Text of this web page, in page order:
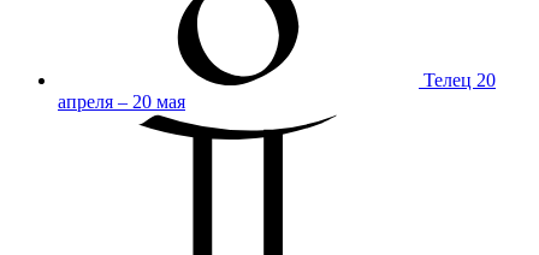
Телец 20
апреля – 20 мая